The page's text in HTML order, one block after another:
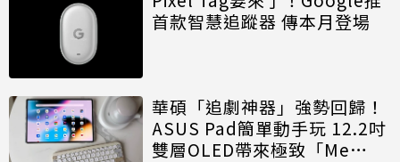
首款智慧追蹤器 傳本月登場
華碩「追劇神器」強勢回歸！
ASUS Pad簡單動手玩 12.2吋
雙層OLED帶來極致「Me